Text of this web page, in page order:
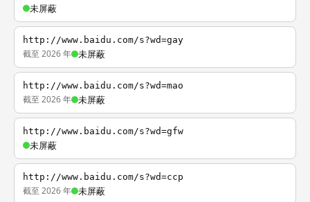
未屏蔽
http://www.baidu.com/s?wd=gay
截至 2026 年 未屏蔽
http://www.baidu.com/s?wd=mao
截至 2026 年 未屏蔽
http://www.baidu.com/s?wd=gfw
未屏蔽
http://www.baidu.com/s?wd=ccp
截至 2026 年 未屏蔽